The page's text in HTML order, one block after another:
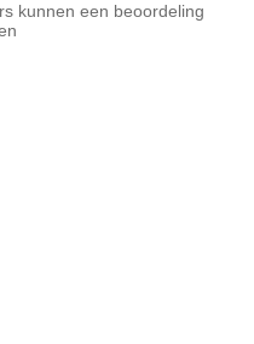
kunnen een beoordeling